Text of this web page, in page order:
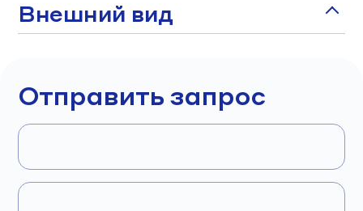
Внешний вид
Отправить запрос